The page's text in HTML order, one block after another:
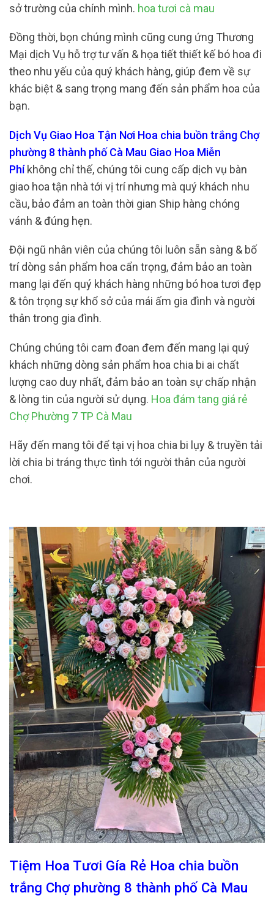
sở trường của chính mình. hoa tươi cà mau
Đồng thời, bọn chúng mình cũng cung ứng Thương
Mại dịch Vụ hỗ trợ tư vấn & họa tiết thiết kế bó hoa đi
theo nhu yếu của quý khách hàng, giúp đem về sự
khác biệt & sang trọng mang đến sản phẩm hoa của
bạn.
Dịch Vụ Giao Hoa Tận Nơi Hoa chia buồn trắng Chợ
phường 8 thành phố Cà Mau Giao Hoa Miễn
Phíkhông chỉ thế, chúng tôi cung cấp dịch vụ bàn
giao hoa tận nhà tới vị trí nhưng mà quý khách nhu
cầu, bảo đảm an toàn thời gian Ship hàng chóng
vánh & đúng hẹn.
Đội ngũ nhân viên của chúng tôi luôn sẵn sàng & bố
trí dòng sản phẩm hoa cẩn trọng, đảm bảo an toàn
mang lại đến quý khách hàng những bó hoa tươi đẹp
& tôn trọng sự khổ sở của mái ấm gia đình và người
thân trong gia đình.
Chúng chúng tôi cam đoan đem đến mang lại quý
khách những dòng sản phẩm hoa chia bi ai chất
lượng cao duy nhất, đảm bảo an toàn sự chấp nhận
& lòng tin của người sử dụng. Hoa đám tang giá rẻ
Chợ Phường 7 TP Cà Mau
Hãy đến mang tôi để tại vị hoa chia bi lụy & truyền tải
lời chia bi tráng thực tình tới người thân của người
chơi.
Tiệm Hoa Tươi Gía Rẻ Hoa chia buồn
trắng Chợ phường 8 thành phố Cà Mau